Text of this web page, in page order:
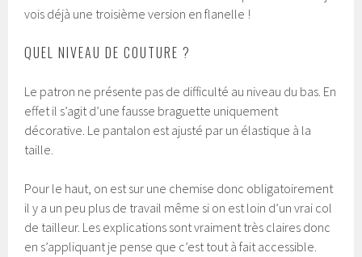
vois déjà une troisième version en flanelle !
QUEL NIVEAU DE COUTURE ?
Le patron ne présente pas de difficulté au niveau du bas. En
effet il s’agit d’une fausse braguette uniquement
décorative. Le pantalon est ajusté par un élastique à la
taille.
Pour le haut, on est sur une chemise donc obligatoirement
il y a un peu plus de travail même si on est loin d’un vrai col
de tailleur. Les explications sont vraiment très claires donc
en s’appliquant je pense que c’est tout à fait accessible.